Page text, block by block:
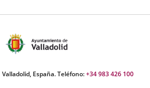
España. Teléfono:+34 983 426 100